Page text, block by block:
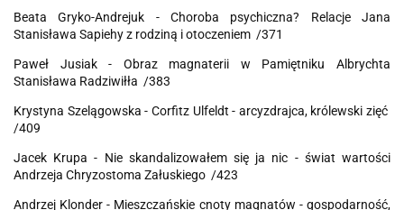
Beata Gryko-Andrejuk - Choroba psychiczna? Relacje Jana
Stanisława Sapiehy z rodziną i otoczeniem /371
Paweł Jusiak - Obraz magnaterii w Pamiętniku Albrychta
Stanisława Radziwiłła /383
Krystyna Szelągowska - Corfitz Ulfeldt - arcyzdrajca, królewski zięć
/409
Jacek Krupa - Nie skandalizowałem się ja nic - świat wartości
Andrzeja Chryzostoma Załuskiego /423
Andrzej Klonder - Mieszczańskie cnoty magnatów - gospodarność,